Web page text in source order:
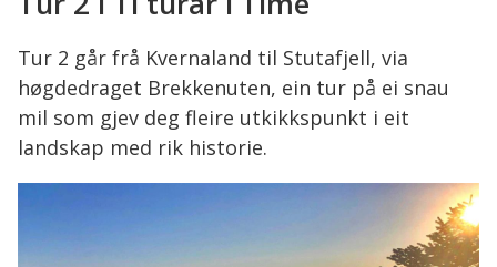
Tur 2 går frå Kvernaland til Stutafjell, via
høgdedraget Brekkenuten, ein tur på ei snau
mil som gjev deg fleire utkikkspunkt i eit
landskap med rik historie.